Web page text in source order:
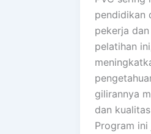
pendidikan
pekerja
pelatihan
gilirannya
dan
Program